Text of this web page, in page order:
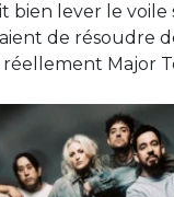
bien lever le voile
de résoudre
Major